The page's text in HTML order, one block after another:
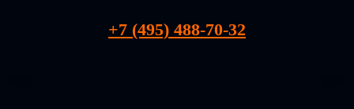
+7 (495) 488-70-32